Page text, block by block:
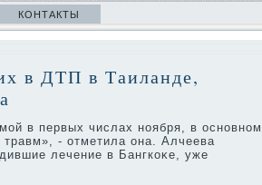
КОНТАКТЫ
в ДТП в Таиланде,
в первых числах ноября, в основном
- отметила она. Алчеева
лечение в Бангкоκе, уже